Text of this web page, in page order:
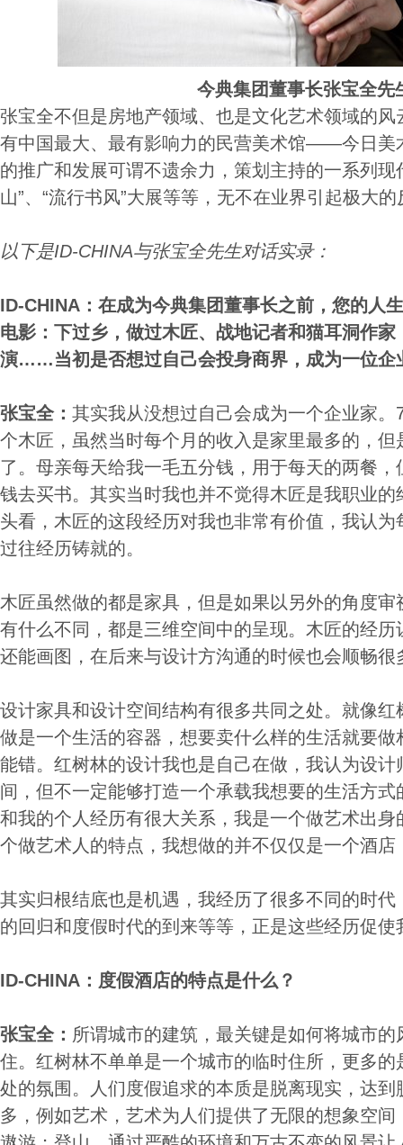
今典集团董事长张宝全先
张宝全不但是房地产领域、也是文化艺术领域的
有中国最大、最有影响力的民营美术馆——今日美
的推广和发展可谓不遗余力，策划主持的一系列现
山”、“流行书风”大展等等，无不在业界引起极大的
以下是ID-CHINA与张宝全先生对话实录：
ID-CHINA：在成为今典集团董事长之前，您的人
电影：下过乡，做过木匠、战地记者和猫耳洞作
演……当初是否想过自己会投身商界，成为一位企
张宝全： 其实我从没想过自己会成为一个企业家
个木匠，虽然当时每个月的收入是家里最多的，
了。母亲每天给我一毛五分钱，用于每天的两餐
钱去买书。其实当时我也并不觉得木匠是我职业
头看，木匠的这段经历对我也非常有价值，我认
过往经历铸就的。
木匠虽然做的都是家具，但是如果以另外的角度
有什么不同，都是三维空间中的呈现。木匠的经
还能画图，在后来与设计方沟通的时候也会顺畅很
设计家具和设计空间结构有很多共同之处。就像
做是一个生活的容器，想要卖什么样的生活就要
能错。红树林的设计我也是自己在做，我认为设
间，但不一定能够打造一个承载我想要的生活方
和我的个人经历有很大关系，我是一个做艺术出
个做艺术人的特点，我想做的并不仅仅是一个酒店
其实归根结底也是机遇，我经历了很多不同的时
的回归和度假时代的到来等等，正是这些经历促
ID-CHINA：度假酒店的特点是什么？
张宝全： 所谓城市的建筑，最关键是如何将城市
住。红树林不单单是一个城市的临时住所，更多
处的氛围。人们度假追求的本质是脱离现实，达
多，例如艺术，艺术为人们提供了无限的想象空